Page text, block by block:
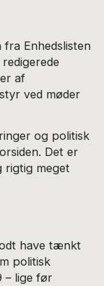
Enhedslisten
af
ved møder
og politisk
Det er
rigtig meget
have tænkt
politisk
– lige før